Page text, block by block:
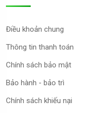
Điều khoản chung
Thông tin thanh toán
Chính sách bảo mật
Bảo hành - bảo trì
Chính sách khiếu nại